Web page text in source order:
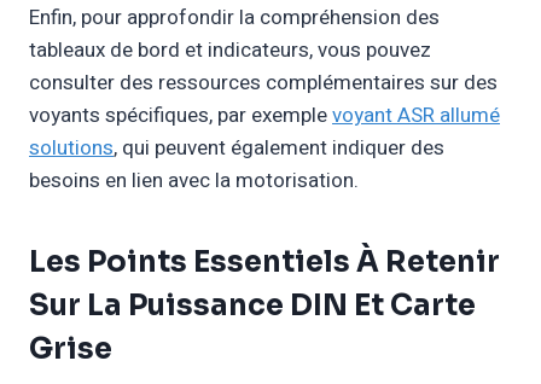
Enfin, pour approfondir la compréhension des
tableaux de bord et indicateurs, vous pouvez
consulter des ressources complémentaires sur des
voyants spécifiques, par exemplevoyant ASR allumé
solutions, qui peuvent également indiquer des
besoins en lien avec la motorisation.
Les Points Essentiels À Retenir
Sur La Puissance DIN Et Carte
Grise